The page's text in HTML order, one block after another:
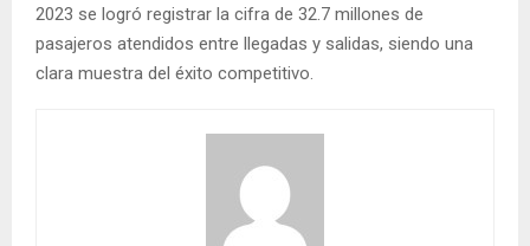
2023 se logró registrar la cifra de 32.7 millones de
pasajeros atendidos entre llegadas y salidas, siendo una
clara muestra del éxito competitivo.